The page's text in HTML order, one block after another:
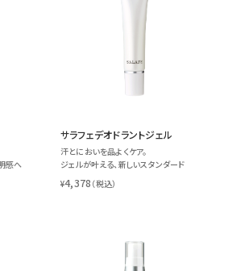
感へ
サラフェデオドラントジェル
汗とにおいを品よくケア。
ジェルが叶える、新しいスタンダード
¥4,378 （税込）